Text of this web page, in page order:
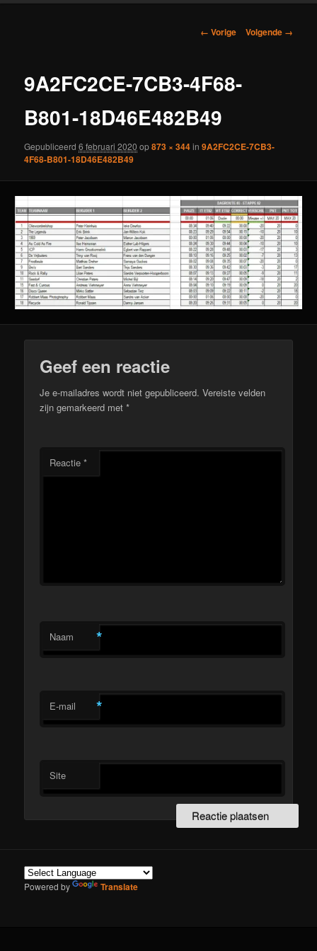
Afbeeldingsnavigatie
← Vorige Volgende →
9A2FC2CE-7CB3-4F68-
B801-18D46E482B49
Gepubliceerd6 februari 2020 op873 × 344in9A2FC2CE-7CB3-
4F68-B801-18D46E482B49
Geef een reactie
Je e-mailadres wordt niet gepubliceerd. Vereiste velden
zijn gemarkeerd met*
Reactie*
Naam *
E-mail *
Site
Powered by Translate